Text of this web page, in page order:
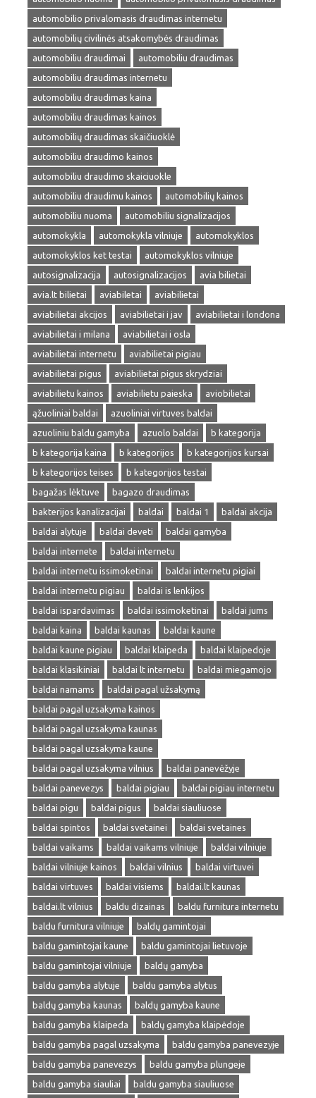
automobilio privalomasis draudimas internetu
automobilių civilinės atsakomybės draudimas
automobiliu draudimai
automobiliu draudimas
automobiliu draudimas internetu
automobiliu draudimas kaina
automobiliu draudimas kainos
automobilių draudimas skaičiuoklė
automobiliu draudimo kainos
automobiliu draudimo skaiciuokle
automobiliu draudimu kainos
automobilių kainos
automobiliu nuoma
automobiliu signalizacijos
automokykla
automokykla vilniuje
automokyklos
automokyklos ket testai
automokyklos vilniuje
autosignalizacija
autosignalizacijos
avia bilietai
avia.lt bilietai
aviabiletai
aviabilietai
aviabilietai akcijos
aviabilietai i jav
aviabilietai i londona
aviabilietai i milana
aviabilietai i osla
aviabilietai internetu
aviabilietai pigiau
aviabilietai pigus
aviabilietai pigus skrydziai
aviabilietu kainos
aviabilietu paieska
aviobilietai
ąžuoliniai baldai
azuoliniai virtuves baldai
azuoliniu baldu gamyba
azuolo baldai
b kategorija
b kategorija kaina
b kategorijos
b kategorijos kursai
b kategorijos teises
b kategorijos testai
bagažas lėktuve
bagazo draudimas
bakterijos kanalizacijai
baldai baldai 1
baldai akcija
baldai alytuje
baldai deveti
baldai gamyba
baldai internete
baldai internetu
baldai internetu issimoketinai
baldai internetu pigiai
baldai internetu pigiau
baldai is lenkijos
baldai ispardavimas
baldai issimoketinai
baldai jums
baldai kaina
baldai kaunas
baldai kaune
baldai kaune pigiau
baldai klaipeda
baldai klaipedoje
baldai klasikiniai
baldai lt internetu
baldai miegamojo
baldai namams
baldai pagal užsakymą
baldai pagal uzsakyma kainos
baldai pagal uzsakyma kaunas
baldai pagal uzsakyma kaune
baldai pagal uzsakyma vilnius
baldai panevėžyje
baldai panevezys
baldai pigiau
baldai pigiau internetu
baldai pigu
baldai pigus
baldai siauliuose
baldai spintos
baldai svetainei
baldai svetaines
baldai vaikams
baldai vaikams vilniuje
baldai vilniuje
baldai vilniuje kainos
baldai vilnius
baldai virtuvei
baldai virtuves
baldai visiems
baldai.lt kaunas
baldai.lt vilnius
baldu dizainas
baldu furnitura internetu
baldu furnitura vilniuje
baldų gamintojai
baldu gamintojai kaune
baldu gamintojai lietuvoje
baldu gamintojai vilniuje
baldų gamyba
baldu gamyba alytuje
baldu gamyba alytus
baldų gamyba kaunas
baldų gamyba kaune
baldu gamyba klaipeda
baldų gamyba klaipėdoje
baldu gamyba pagal uzsakyma
baldu gamyba panevezyje
baldu gamyba panevezys
baldu gamyba plungeje
baldu gamyba siauliai
baldu gamyba siauliuose